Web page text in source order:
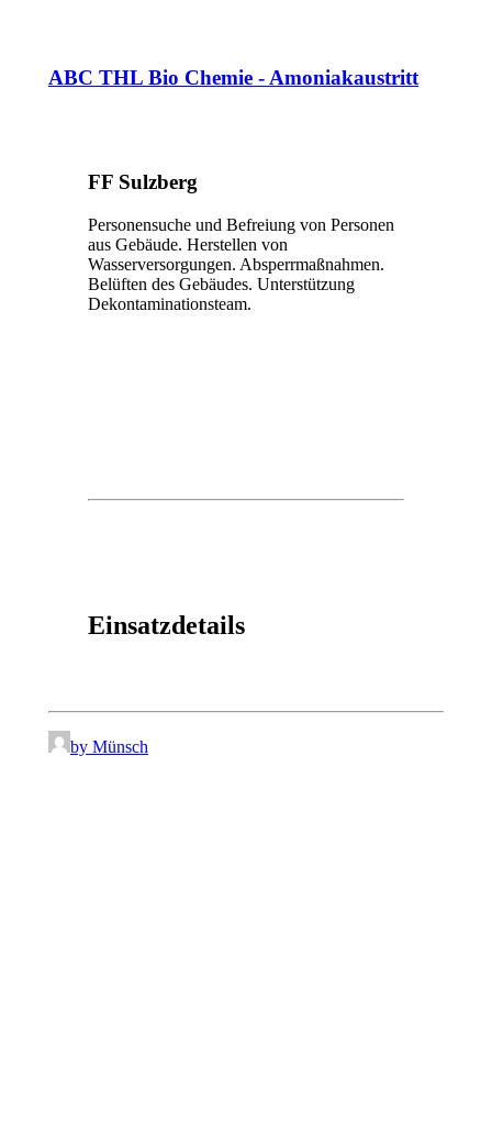
ABC THL Bio Chemie - Amoniakaustritt
FF Sulzberg
Personensuche und Befreiung von Personen
aus Gebäude. Herstellen von
Wasserversorgungen. Absperrmaßnahmen.
Belüften des Gebäudes. Unterstützung
Dekontaminationsteam.
Einsatzdetails
by Münsch